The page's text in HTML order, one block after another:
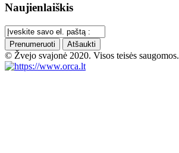
Naujienlaiškis
Prenumeruoti Atšaukti
© Žvejo svajonė 2020. Visos teisės saugomos.